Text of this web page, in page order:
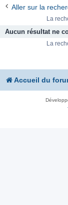
Aller sur la
La
Aucun résultat ne
La
Accueil du